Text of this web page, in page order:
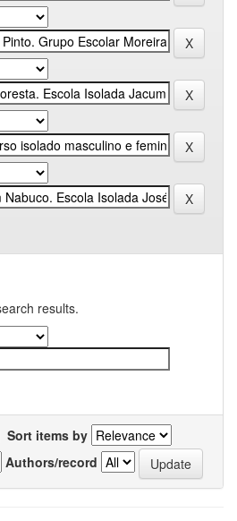
results.
Sort items by
Authors/record